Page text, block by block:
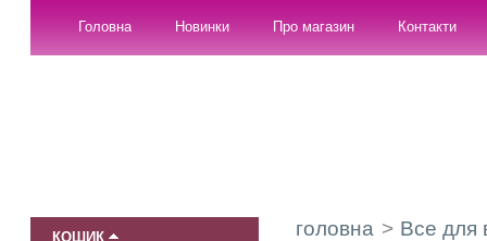
Головна Новинки Про магазин Контакти
КОШИК головна > Все для